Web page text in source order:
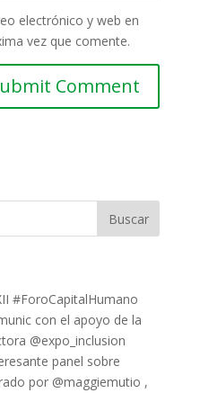
electrónico y web en
vez que comente.
#ForoCapitalHumano
con el apoyo de la
@expo_inclusion
panel sobre
por @maggiemutio ,